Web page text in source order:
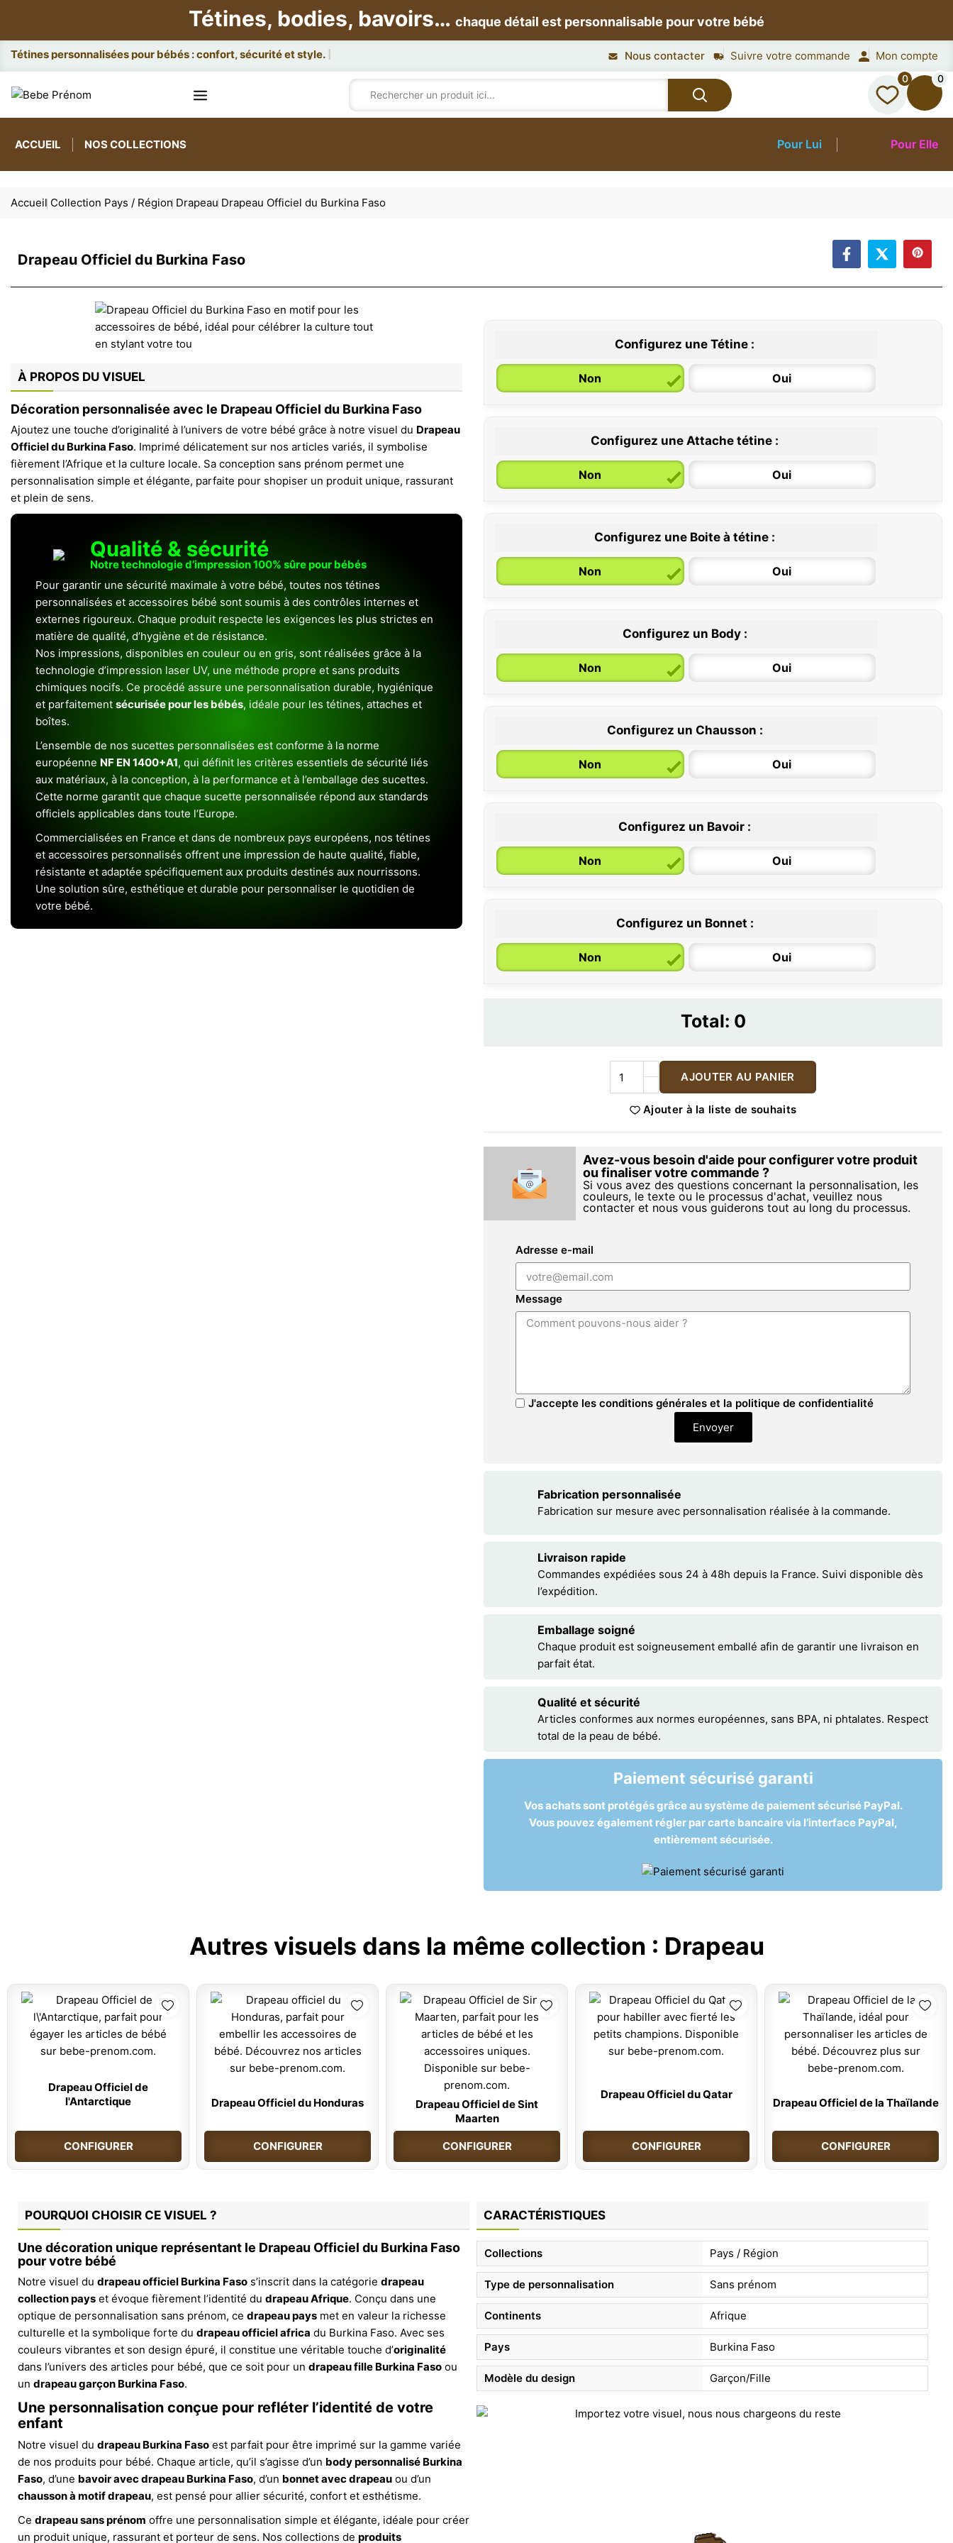
Tétines, bodies, bavoirs… chaque détail est personnalisable pour votre bébé
Attache Nous contacter Suivre votre commande Mon compte
0 0
ACCUEIL NOS COLLECTIONS Pour Lui Pour Elle
Accueil Collection Pays / Région Drapeau Drapeau Officiel du Burkina Faso
Drapeau Officiel du Burkina Faso
À PROPOS DU VISUEL
Décoration personnalisée avec le Drapeau Officiel du Burkina Faso
Ajoutez une touche d’originalité à l’univers de votre bébé grâce à notre visuel du Drapeau
Officiel du Burkina Faso. Imprimé délicatement sur nos articles variés, il symbolise
fièrement l’Afrique et la culture locale. Sa conception sans prénom permet une
personnalisation simple et élégante, parfaite pour shopiser un produit unique, rassurant
et plein de sens.
Qualité & sécurité
Notre technologie d’impression 100% sûre pour bébés
Pour garantir une sécurité maximale à votre bébé, toutes nos tétines
personnalisées et accessoires bébé sont soumis à des contrôles internes et
externes rigoureux. Chaque produit respecte les exigences les plus strictes en
matière de qualité, d’hygiène et de résistance.
Nos impressions, disponibles en couleur ou en gris, sont réalisées grâce à la
technologie d’impression laser UV, une méthode propre et sans produits
chimiques nocifs. Ce procédé assure une personnalisation durable, hygiénique
et parfaitement sécurisée pour les bébés, idéale pour les tétines, attaches et
boîtes.
L’ensemble de nos sucettes personnalisées est conforme à la norme
européenne NF EN 1400+A1, qui définit les critères essentiels de sécurité liés
aux matériaux, à la conception, à la performance et à l’emballage des sucettes.
Cette norme garantit que chaque sucette personnalisée répond aux standards
officiels applicables dans toute l’Europe.
Commercialisées en France et dans de nombreux pays européens, nos tétines
et accessoires personnalisés offrent une impression de haute qualité, fiable,
résistante et adaptée spécifiquement aux produits destinés aux nourrissons.
Une solution sûre, esthétique et durable pour personnaliser le quotidien de
votre bébé.
Configurez une Tétine :
Non Oui
0 / 6 mois
Configurez une Attache tétine :
Non Oui
Configurez une Boite à tétine :
Non Oui
Configurez un Body :
Non Oui
6 / 12 mois
Configurez un Chausson :
Non Oui
Configurez un Bavoir :
Non Oui
Configurez un Bonnet :
Non Oui
Total: 0
AJOUTER AU PANIER
Ajouter à la liste de souhaits
Avez-vous besoin d'aide pour configurer votre produit
ou finaliser votre commande ?
Si vous avez des questions concernant la personnalisation, les
couleurs, le texte ou le processus d'achat, veuillez nous
contacter et nous vous guiderons tout au long du processus.
Adresse e-mail
Message
J'accepte les conditions générales et la politique de confidentialité
Envoyer
Fabrication personnalisée
Fabrication sur mesure avec personnalisation réalisée à la commande.
Livraison rapide
Commandes expédiées sous 24 à 48h depuis la France. Suivi disponible dès
l’expédition.
Emballage soigné
Chaque produit est soigneusement emballé afin de garantir une livraison en
parfait état.
Qualité et sécurité
Articles conformes aux normes européennes, sans BPA, ni phtalates. Respect
total de la peau de bébé.
Paiement sécurisé garanti
Vos achats sont protégés grâce au système de paiement sécurisé PayPal.
Vous pouvez également régler par carte bancaire via l’interface PayPal,
entièrement sécurisée.
Autres visuels dans la même collection : Drapeau
Drapeau Officiel de
l'Antarctique
CONFIGURER
Drapeau Officiel du Honduras
CONFIGURER
Drapeau Officiel de Sint
Maarten
CONFIGURER
Drapeau Officiel du Qatar
CONFIGURER
Drapeau Officiel de la Thaïlande
CONFIGURER
POURQUOI CHOISIR CE VISUEL ?
Une décoration unique représentant le Drapeau Officiel du Burkina Faso
pour votre bébé
Notre visuel du drapeau officiel Burkina Faso s’inscrit dans la catégorie drapeau
collection pays et évoque fièrement l’identité du drapeau Afrique. Conçu dans une
optique de personnalisation sans prénom, ce drapeau pays met en valeur la richesse
culturelle et la symbolique forte du drapeau officiel africa du Burkina Faso. Avec ses
couleurs vibrantes et son design épuré, il constitue une véritable touche d’originalité
dans l’univers des articles pour bébé, que ce soit pour un drapeau fille Burkina Faso ou
un drapeau garçon Burkina Faso.
Une personnalisation conçue pour refléter l’identité de votre
enfant
Notre visuel du drapeau Burkina Faso est parfait pour être imprimé sur la gamme variée
de nos produits pour bébé. Chaque article, qu’il s’agisse d’un body personnalisé Burkina
Faso, d’une bavoir avec drapeau Burkina Faso, d’un bonnet avec drapeau ou d’un
chausson à motif drapeau, est pensé pour allier sécurité, confort et esthétisme.
Ce drapeau sans prénom offre une personnalisation simple et élégante, idéale pour créer
un produit unique, rassurant et porteur de sens. Nos collections de produits
CARACTÉRISTIQUES
Collections Pays / Région
Type de personnalisation Sans prénom
Continents Afrique
Pays Burkina Faso
Modèle du design Garçon/Fille